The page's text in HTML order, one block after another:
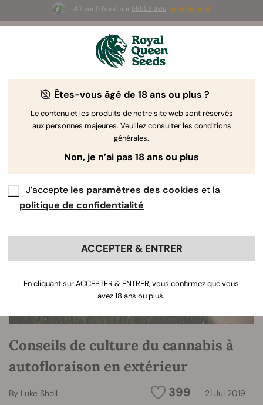
4.7 sur 5 basé sur 58653 avis
1+1 OFFERT -Offre à durée limitée
3d 9h 49m 25s
Guide de culture du cannabis par Royal Queen Seeds
Sommaire du guide
Conseils de culture du cannabis à
autofloraison en extérieur
399 21 Jul 2019
By Luke Sholl
Êtes-vous âgé de 18 ans ou plus ?
Le contenu et les produits de notre site web sont réservés
aux personnes majeures. Veuillez consulter les conditions
générales.
Non, je n’ai pas 18 ans ou plus
J’accepte les paramètres des cookies et la
politique de confidentialité
ACCEPTER & ENTRER
En cliquant sur ACCEPTER & ENTRER, vous confirmez que vous
avez 18 ans ou plus.